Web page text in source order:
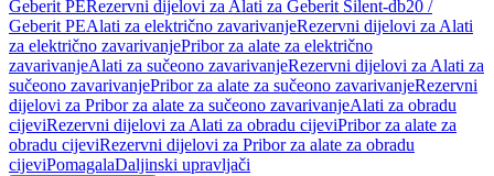
Geberit PERezervni dijelovi za Alati za Geberit Silent-db20 /
Geberit PEAlati za električno zavarivanjeRezervni dijelovi za Alati
za električno zavarivanjePribor za alate za električno
zavarivanjeAlati za sučeono zavarivanjeRezervni dijelovi za Alati za
sučeono zavarivanjePribor za alate za sučeono zavarivanjeRezervni
dijelovi za Pribor za alate za sučeono zavarivanjeAlati za obradu
cijeviRezervni dijelovi za Alati za obradu cijeviPribor za alate za
obradu cijeviRezervni dijelovi za Pribor za alate za obradu
cijeviPomagalaDaljinski upravljači